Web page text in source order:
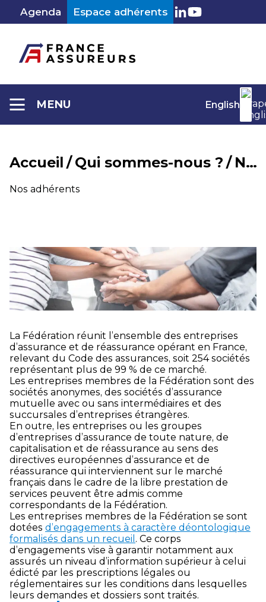
contenu
Agenda Espace adhérents LinkedIn
Youtube
MENU English
Accueil / Qui sommes-nous ? / Nos adhérents
Nos adhérents
La Fédération réunit l’ensemble des entreprises
d’assurance et de réassurance opérant en France,
relevant du Code des assurances, soit 254 sociétés
représentant plus de 99 % de ce marché.
Les entreprises membres de la Fédération sont des
sociétés anonymes, des sociétés d’assurance
mutuelle avec ou sans intermédiaires et des
succursales d’entreprises étrangères.
En outre, les entreprises ou les groupes
d’entreprises d’assurance de toute nature, de
capitalisation et de réassurance au sens des
directives européennes d’assurance et de
réassurance qui interviennent sur le marché
français dans le cadre de la libre prestation de
services peuvent être admis comme
correspondants de la Fédération.
Les entreprises membres de la Fédération se sont
dotées d’engagements à caractère déontologique
formalisés dans un recueil . Ce corps
d’engagements vise à garantir notamment aux
assurés un niveau d’information supérieur à celui
édicté par les prescriptions légales ou
réglementaires sur les conditions dans lesquelles
leurs demandes et dossiers sont traités.